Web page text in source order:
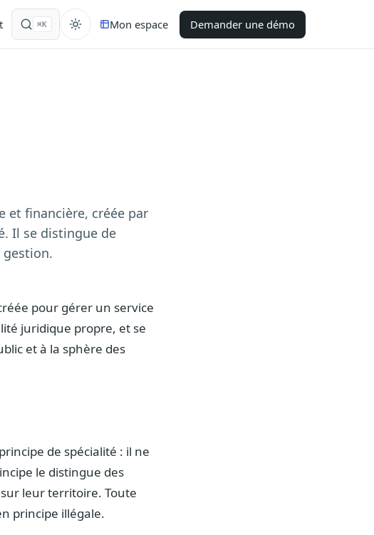
⌘K Mon espace Demander une démo
et financière, créée par
Il se distingue de
pour gérer un service
juridique propre, et se
et à la sphère des
de spécialité : il ne
le distingue des
leur territoire. Toute
principe illégale.